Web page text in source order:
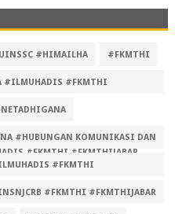
#HIMAILHA #FKMTHI
#ILMUHADIS #FKMTHI
#HUBUNGAN KOMUNIKASI DAN
#FKMTHI #FKMTHIJABAR
#FKMTHI
#FKMTHI #FKMTHIJABAR